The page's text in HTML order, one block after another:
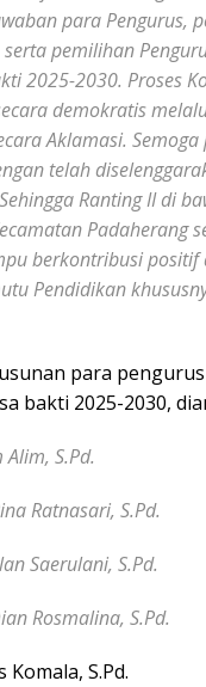
para Pengurus,
pemilihan
2025-2030. Proses
demokratis
Aklamasi.
telah
Ranting II di
Padaherang
berkontribusi positif
Pendidikan
para
bakti 2025-2030,
S.Pd.
Ratnasari, S.Pd.
Saerulani, S.Pd.
Rosmalina, S.Pd.
Komala, S.Pd.